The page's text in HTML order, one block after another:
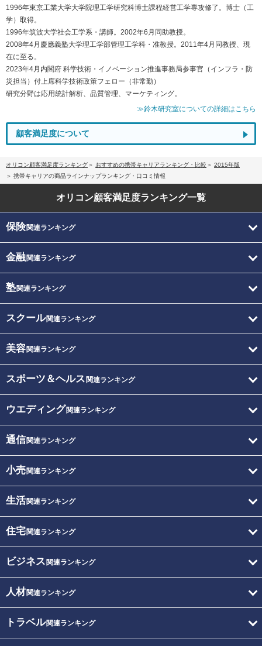
1996年東京工業大学大学院理工学研究科博士課程経営工学専攻修了。博士（工
学）取得。
1996年筑波大学社会工学系・講師。2002年6月同助教授。
2008年4月慶應義塾大学理工学部管理工学科・准教授。2011年4月同教授、現
在に至る。
2023年4月内閣府 科学技術・イノベーション推進事務局参事官（インフラ・防
災担当）付上席科学技術政策フェロー（非常勤）
研究分野は応用統計解析、品質管理、マーケティング。
≫鈴木研究室についての詳細はこちら
顧客満足度について
オリコン顧客満足度ランキング おすすめの携帯キャリアランキング・比較
2015年版
携帯キャリアの商品ラインナップランキング・口コミ情報
オリコン顧客満足度ランキング一覧
保険関連ランキング
金融関連ランキング
塾関連ランキング
スクール関連ランキング
美容関連ランキング
スポーツ＆ヘルス 関連ランキング
ウエディング関連ランキング
通信関連ランキング
小売関連ランキング
生活関連ランキング
住宅関連ランキング
ビジネス 関連ランキング
人材関連ランキング
トラベル関連ランキング